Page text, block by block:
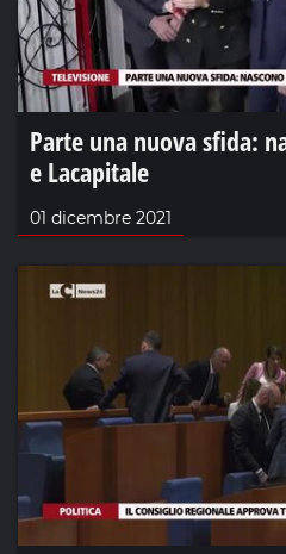
Parte una nuova sfida:
e Lacapitale
01 dicembre 2021